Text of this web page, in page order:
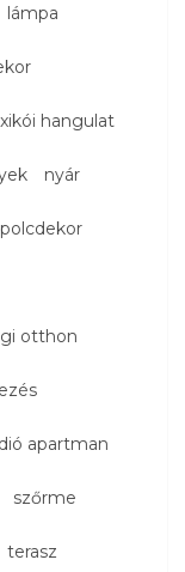
lámpa
hangulat
nyár
polcdekor
otthon
apartman
szőrme
terasz